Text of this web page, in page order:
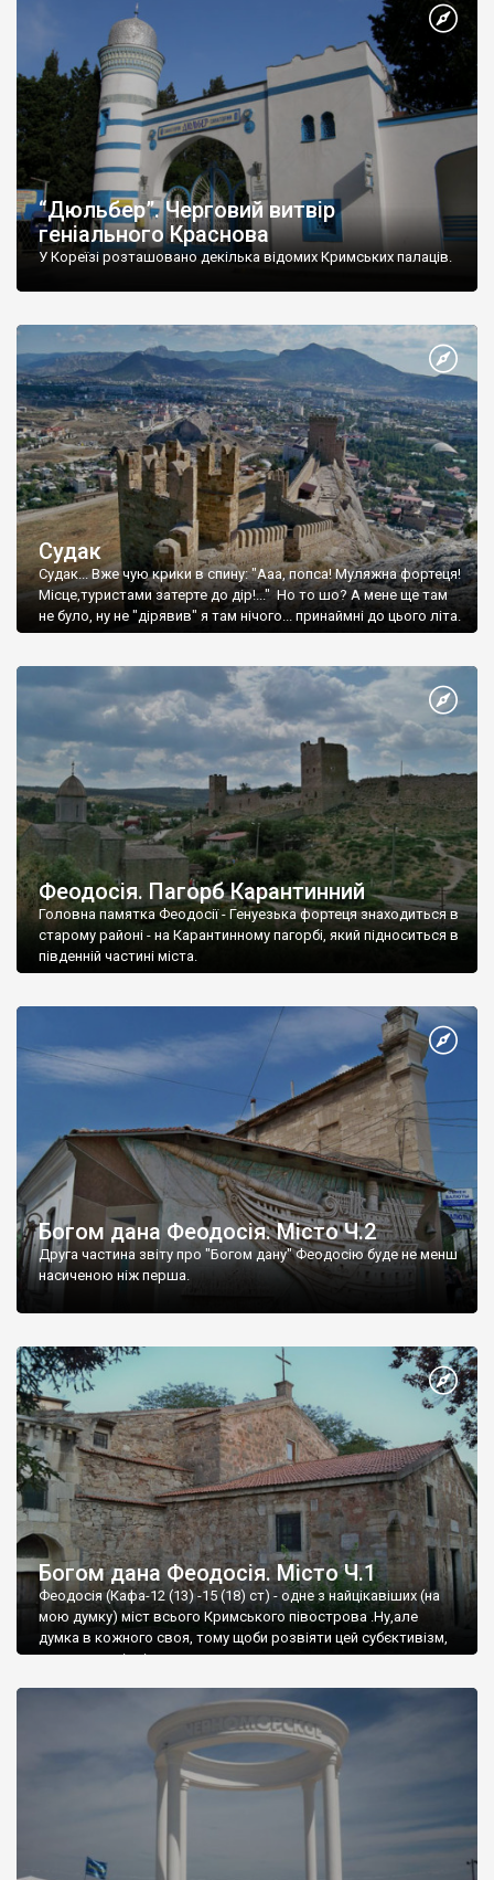
“Дюльбер”. Черговий витвір
геніального Краснова
У Кореїзі розташовано декілька відомих Кримських палаців.
Судак
Судак... Вже чую крики в спину: "Ааа, попса! Муляжна фортеця!
Місце,туристами затерте до дір!..." Но то шо? А мене ще там
не було, ну не "дірявив" я там нічого... принаймні до цього літа.
Феодосія. Пагорб Карантинний
Головна памятка Феодосії - Генуезька фортеця знаходиться в
старому районі - на Карантинному пагорбі, який підноситься в
південній частині міста.
Богом дана Феодосія. Місто Ч.2
Друга частина звіту про "Богом дану" Феодосію буде не менш
насиченою ніж перша.
Богом дана Феодосія. Місто Ч.1
Феодосія (Кафа-12 (13) -15 (18) ст) - одне з найцікавіших (на
мою думку) міст всього Кримського півострова .Ну,але
думка в кожного своя, тому щоби розвіяти цей субєктивізм,
запрошую відвідати це